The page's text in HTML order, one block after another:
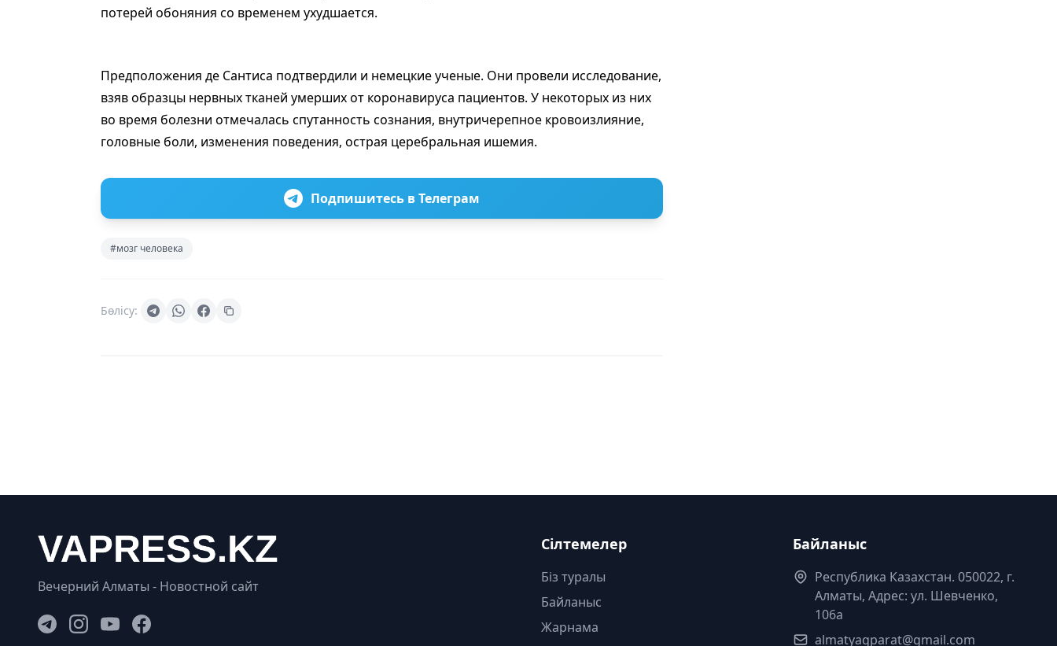
потерей обоняния со временем ухудшается.
Предположения де Сантиса подтвердили и немецкие ученые. Они провели исследование,
взяв образцы нервных тканей умерших от коронавируса пациентов. У некоторых из них
во время болезни отмечалась спутанность сознания, внутричерепное кровоизлияние,
головные боли, изменения поведения, острая церебральная ишемия.
Подпишитесь в Телеграм
#мозг человека
Бөлісу:
Вечерний Алматы - Новостной сайт
Сілтемелер
Біз туралы
Байланыс
Жарнама
Байланыс
Республика Казахстан. 050022, г.
Алматы, Адрес: ул. Шевченко,
106а
almatyaqparat@gmail.com